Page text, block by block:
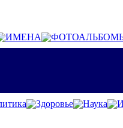
ИМЕНА
Здоровье Наука